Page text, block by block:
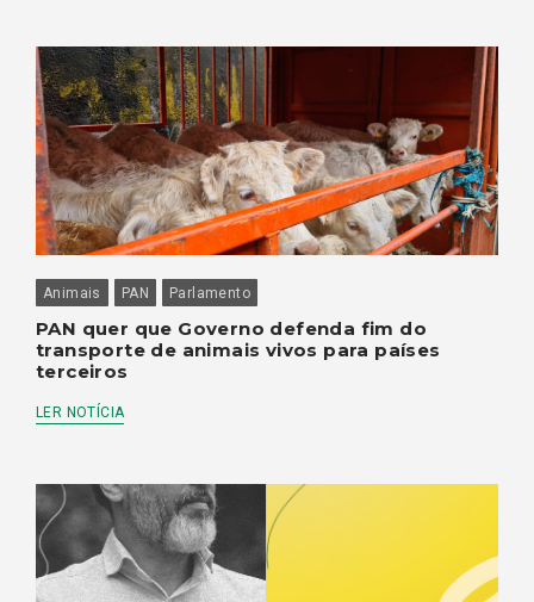
Animais PAN Parlamento
PAN quer que Governo defenda fim do
transporte de animais vivos para países
terceiros
LER NOTÍCIA